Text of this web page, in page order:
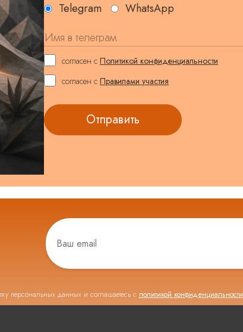
Telegram WhatsApp
согласен с Политикой конфиденциальности
согласен с Правилами участия
персональных данных и соглашаетесь с политикой конфиденциальности